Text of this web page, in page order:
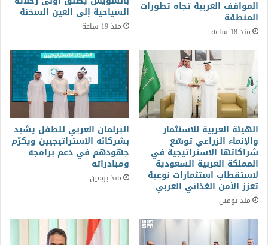
المواقف العربية تجاه تطورات
المنطقة
منذ 18 ساعة
السياحية إلى العين السخنة
منذ 19 ساعة
الهيئة العربية للاستثمار
والإنماء الزراعي توسّع
شراكاتها الاستراتيجية في
المملكة العربية السعودية
لاستقطاب استثمارات نوعية
تعزز الأمن الغذائي العربي
منذ يومين
البرلمان العربي للطفل يشيد
بشركائه الاستراتيجيين ويكرّم
جهودهم في دعم برامجه
ومبادراته
منذ يومين